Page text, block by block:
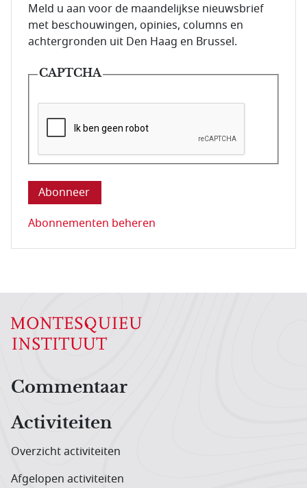
E-mailadres van de abonnee.
Meld u aan voor de maandelijkse nieuwsbrief
met beschouwingen, opinies, columns en
achtergronden uit Den Haag en Brussel.
CAPTCHA
Deze vraag is om te controleren dat u een mens
Abonnementen beheren
Hoofdnavigatiemenu
Commentaar
Activiteiten
Overzicht activiteiten
Afgelopen activiteiten